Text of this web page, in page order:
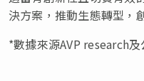
決方案，推動生態轉型，
*數據來源AVP research